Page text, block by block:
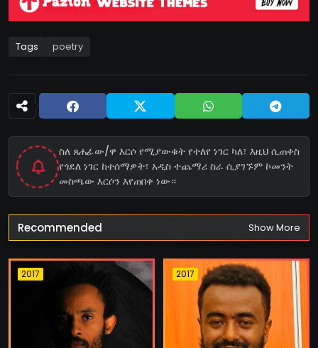
Tags poetry
ስለ ጸሐፊው/ዋ እርሶ የሚያውቁት የተለየ ነገር ካለ፣ እዚህ ሲጠቀስ
የጎደለ ነገር ከተሰማዎት፣ አዲስ ተጨማሪ ስራ ሲያገኙም ኮመንት
መስጫው እርሶን እየጠበቀ ነው።
Recommended Show More
2017 2017